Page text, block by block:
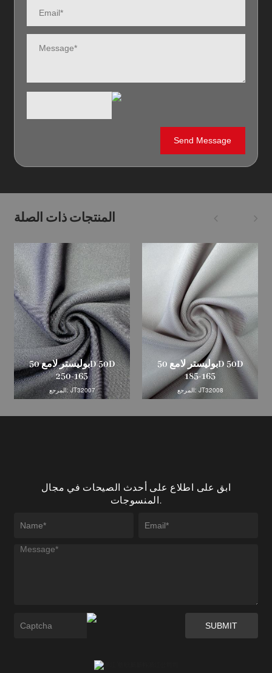
المنتجات ذات الصلة
بوليستر لامع 50D 50D
250-165
المرجع: JT32007
بوليستر لامع 50D 50D
185-165
المرجع: JT32008
ابق على اطلاع على أحدث الصيحات في مجال
المنسوجات.